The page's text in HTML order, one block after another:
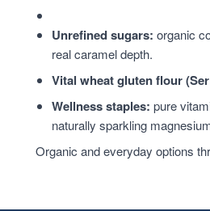
Unrefined sugars: organic
real caramel depth.
Vital wheat gluten flour
Wellness staples: pure
naturally sparkling
Organic and everyday options